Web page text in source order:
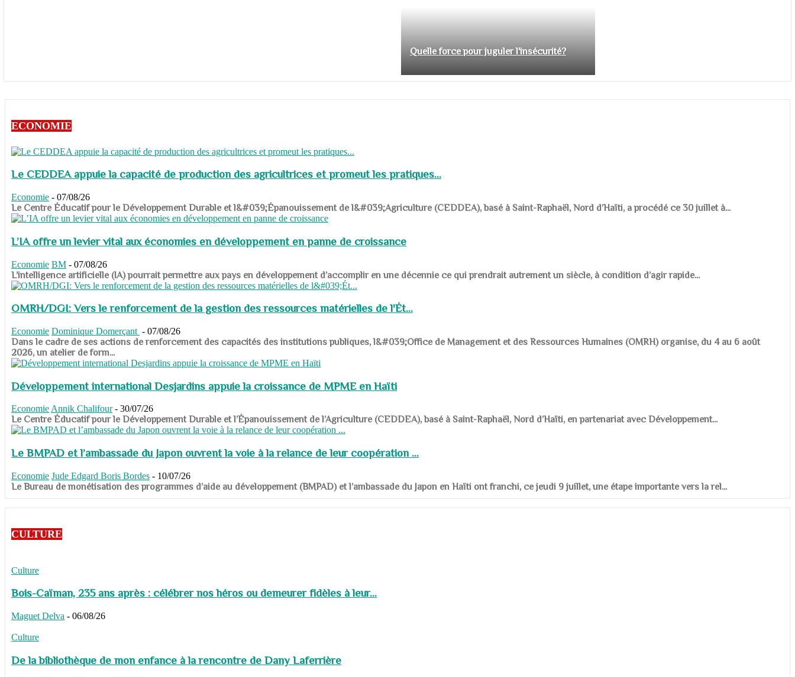
Quelle force pour juguler l'insécurité?
ECONOMIE
Le CEDDEA appuie la capacité de production des agricultrices et promeut les pratiques...
Economie - 07/08/26
​​​​​​​Le Centre Éducatif pour le Développement Durable et l&#039;Épanouissement de l&#039;Agriculture (CEDDEA), basé à Saint-Raphaël, Nord d’Haïti, a procédé ce 30 juillet à...
L’IA offre un levier vital aux économies en développement en panne de croissance
Economie BM - 07/08/26
​​​​​​​L’intelligence artificielle (IA) pourrait permettre aux pays en développement d’accomplir en une décennie ce qui prendrait autrement un siècle, à condition d’agir rapide...
OMRH/DGI: Vers le renforcement de la gestion des ressources matérielles de l'Ét...
Economie Dominique Domerçant - 07/08/26
Dans le cadre de ses actions de renforcement des capacités des institutions publiques, l&#039;Office de Management et des Ressources Humaines (OMRH) organise, du 4 au 6 août
2026, un atelier de form...
Développement international Desjardins appuie la croissance de MPME en Haïti
Economie Annik Chalifour - 30/07/26
​​​​​​​Le Centre Éducatif pour le Développement Durable et l’Épanouissement de l’Agriculture (CEDDEA), basé à Saint-Raphaël, Nord d’Haïti, en partenariat avec Développement...
Le BMPAD et l’ambassade du Japon ouvrent la voie à la relance de leur coopération ...
Economie Jude Edgard Boris Bordes - 10/07/26
​​​​​​​Le Bureau de monétisation des programmes d’aide au développement (BMPAD) et l’ambassade du Japon en Haïti ont franchi, ce jeudi 9 juillet, une étape importante vers la rel...
CULTURE
Culture
Bois-Caïman, 235 ans après : célébrer nos héros ou demeurer fidèles à leur...
Maguet Delva - 06/08/26
Culture
De la bibliothèque de mon enfance à la rencontre de Dany Laferrière